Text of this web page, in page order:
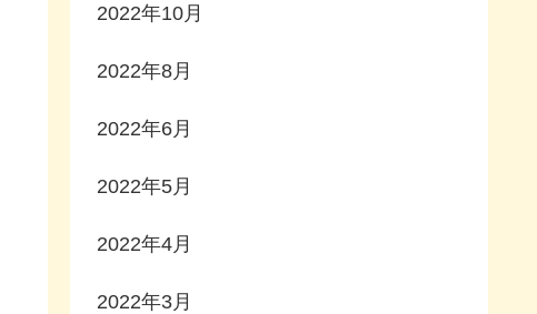
2022年10月
2022年8月
2022年6月
2022年5月
2022年4月
2022年3月